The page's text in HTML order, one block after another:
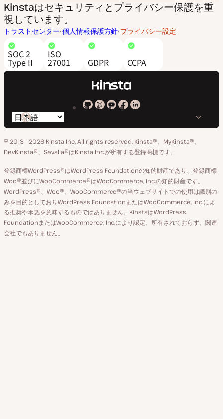
Kinstaはセキュリティとプライバシー保護を重
視しています。
トラストセンター 個人情報保護方針 プライバシー設定
SOC 2
Type II
ISO
27001 GDPR CCPA
Kinsta
GitHub
Kinsta
X
ア
カ
ウ
ン
ト
Kinsta
YouTube
Kinsta
Facebook
Kinsta
LinkedIn
ペ
ー
ジ
言
語
の
り
替
え
© 2013 - 2026 Kinsta Inc. All rights reserved. Kinsta®、MyKinsta®、
DevKinsta®、Sevalla®はKinsta Inc.が所有する登録商標です。
登録商標WordPress®はWordPress Foundationの知的財産であり、登録商標
Woo®並びにWooCommerce®はWooCommerce, Inc.の知的財産です。
WordPress®、Woo®、WooCommerce®の当ウェブサイトでの使用は識別の
みを目的としておりWordPress FoundationまたはWooCommerce, Inc.によ
る推奨や承認を意味するものではありません。KinstaはWordPress
FoundationまたはWooCommerce, Inc.により認定、所有されておらず、関連
会社でもありません。